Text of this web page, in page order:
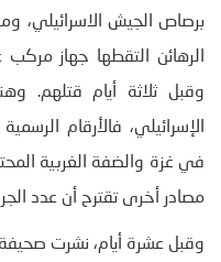
برصاص الجيش الاسرائيلي،
الرهائن التقطها جهاز
وقبل ثلاثة أيام قتلهم.
مصادر أخرى تقترح أن عدد
وقبل عشرة أيام، نشرت